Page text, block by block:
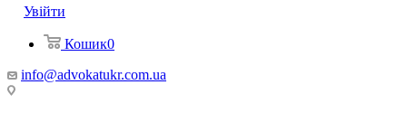
Увійти
Кошик0
info@advokatukr.com.ua